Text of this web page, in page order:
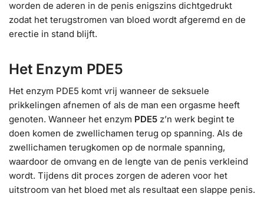
worden de aderen in de penis enigszins dichtgedrukt
zodat het terugstromen van bloed wordt afgeremd en de
erectie in stand blijft.
Het Enzym PDE5
Het enzym PDE5 komt vrij wanneer de seksuele
prikkelingen afnemen of als de man een orgasme heeft
genoten. Wanneer het enzym PDE5 z’n werk begint te
doen komen de zwellichamen terug op spanning. Als de
zwellichamen terugkomen op de normale spanning,
waardoor de omvang en de lengte van de penis verkleind
wordt. Tijdens dit proces zorgen de aderen voor het
uitstroom van het bloed met als resultaat een slappe penis.